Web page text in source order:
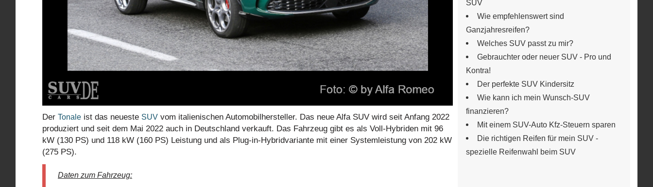
Der Tonale ist das neueste SUV vom italienischen Automobilhersteller. Das neue Alfa SUV wird seit Anfang 2022
produziert und seit dem Mai 2022 auch in Deutschland verkauft. Das Fahrzeug gibt es als Voll-Hybriden mit 96
kW (130 PS) und 118 kW (160 PS) Leistung und als Plug-in-Hybridvariante mit einer Systemleistung von 202 kW
(275 PS).
Daten zum Fahrzeug:
SUV
Wie empfehlenswert sind
Ganzjahresreifen?
Welches SUV passt zu mir?
Gebrauchter oder neuer SUV - Pro und
Kontra!
Der perfekte SUV Kindersitz
Wie kann ich mein Wunsch-SUV
finanzieren?
Mit einem SUV-Auto Kfz-Steuern sparen
Die richtigen Reifen für mein SUV -
spezielle Reifenwahl beim SUV